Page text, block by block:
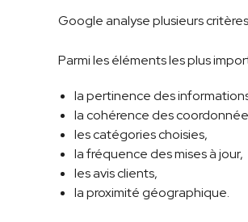
Google analyse plusieurs
Parmi les éléments les plus
la pertinence des
la cohérence des
les catégories choisies,
la fréquence des mises à jour,
les avis clients,
la proximité géographique.